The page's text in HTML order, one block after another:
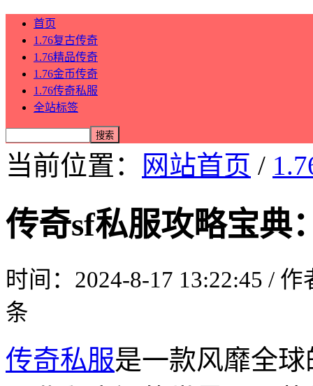
首页
1.76复古传奇
1.76精品传奇
1.76金币传奇
1.76传奇私服
全站标签
当前位置： 网站首页 /
传奇sf私服攻略宝典
时间：2024-8-17 13:22:45 /
条
传奇私服是一款风靡全